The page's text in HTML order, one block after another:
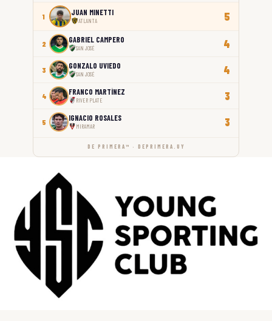
1 JUAN MINETTI
ATLANTA 5
2 GABRIEL CAMPERO
SAN JOSÉ 4
3 GONZALO UVIEDO
SAN JOSÉ 4
4 FRANCO MARTÍNEZ
RIVER PLATE 3
5 IGNACIO ROSALES
MIRAMAR 3
DE PRIMERA™ · DEPRIMERA.UY